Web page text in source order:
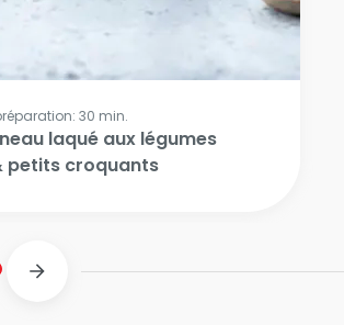
30 min.
laqué aux légumes
petits croquants